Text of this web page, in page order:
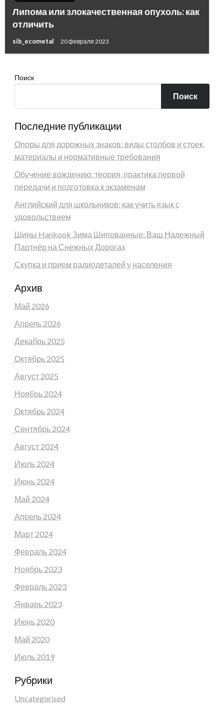
Липома или злокачественная опухоль: как
отличить
sib_ecometal 20 февраля 2023
Поиск
Поиск
Последние публикации
Опоры для дорожных знаков: виды столбов и стоек,
материалы и нормативные требования
Обучение вождению: теория, практика первой
передачи и подготовка к экзаменам
Английский для школьников: как учить язык с
удовольствием
Шины Hankook Зима Шипованные: Ваш Надежный
Партнёр на Снежных Дорогах
Скупка и прием радиодеталей у населения
Архив
Май 2026
Апрель 2026
Декабрь 2025
Октябрь 2025
Август 2025
Ноябрь 2024
Октябрь 2024
Сентябрь 2024
Август 2024
Июль 2024
Июнь 2024
Май 2024
Апрель 2024
Март 2024
Февраль 2024
Ноябрь 2023
Февраль 2023
Январь 2023
Июнь 2020
Май 2020
Июль 2019
Рубрики
Uncategorised